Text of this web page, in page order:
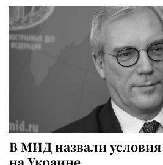
В МИД назвали